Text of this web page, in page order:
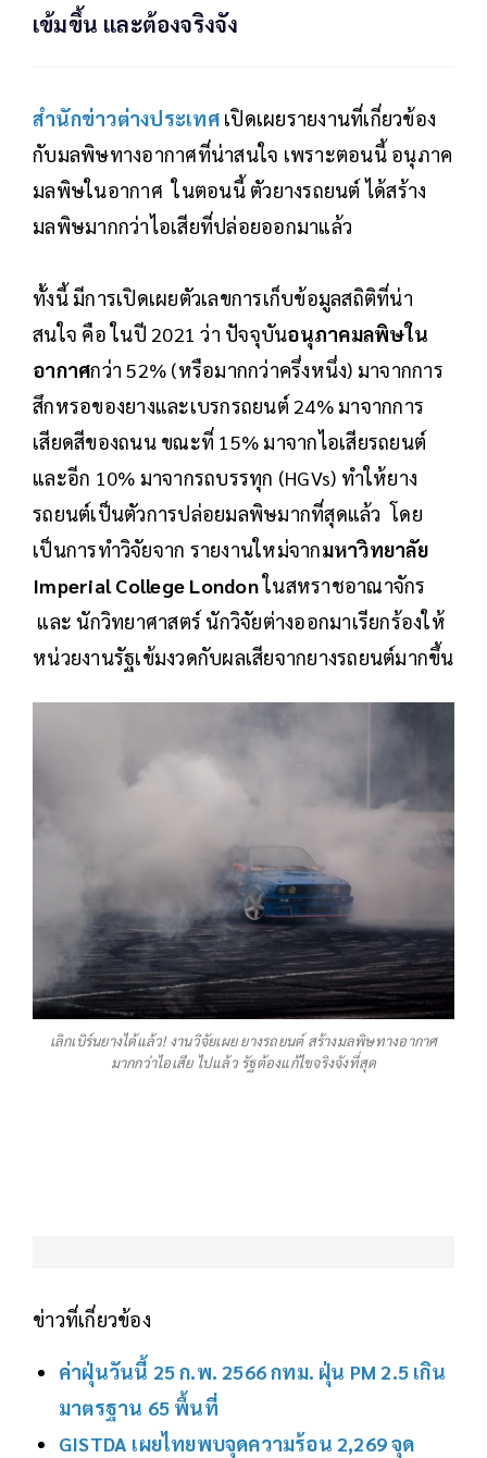
เข้มขึ้น และต้องจริงจัง
สำนักข่าวต่างประเทศเปิดเผยรายงานที่เกี่ยวข้อง
กับมลพิษทางอากาศที่น่าสนใจ เพราะตอนนี้ อนุภาค
มลพิษในอากาศ ในตอนนี้ ตัวยางรถยนต์ ได้สร้าง
มลพิษมากกว่าไอเสียที่ปล่อยออกมาแล้ว
ทั้งนี้ มีการเปิดเผยตัวเลขการเก็บข้อมูลสถิติที่น่า
สนใจ คือ ในปี 2021 ว่า ปัจจุบันอนุภาคมลพิษใน
อากาศกว่า 52% (หรือมากกว่าครึ่งหนึ่ง) มาจากการ
สึกหรอของยางและเบรกรถยนต์ 24% มาจากการ
เสียดสีของถนน ขณะที่ 15% มาจากไอเสียรถยนต์
และอีก 10% มาจากรถบรรทุก (HGVs) ทำให้ยาง
รถยนต์เป็นตัวการปล่อยมลพิษมากที่สุดแล้ว โดย
เป็นการทำวิจัยจาก รายงานใหม่จากมหาวิทยาลัย
Imperial College Londonในสหราชอาณาจักร
และ นักวิทยาศาสตร์ นักวิจัยต่างออกมาเรียกร้องให้
หน่วยงานรัฐเข้มงวดกับผลเสียจากยางรถยนต์มากขึ้น
เลิกเบิร์นยางได้แล้ว! งานวิจัยเผย ยางรถยนต์ สร้างมลพิษทางอากาศ
มากกว่าไอเสีย ไปแล้ว รัฐต้องแก้ไขจริงจังที่สุด
ข่าวที่เกี่ยวข้อง
ค่าฝุ่นวันนี้ 25 ก.พ. 2566 กทม. ฝุ่น PM 2.5 เกิน
มาตรฐาน 65 พื้นที่
GISTDA เผยไทยพบจุดความร้อน 2,269 จุด